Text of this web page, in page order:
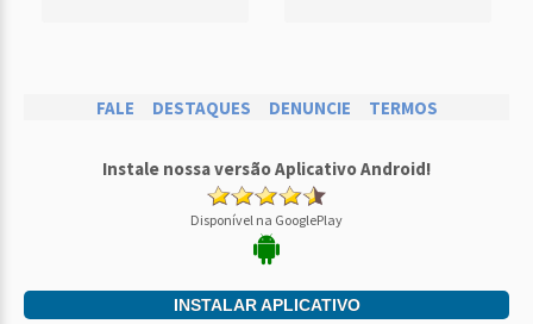
FALE DESTAQUES DENUNCIE TERMOS
Instale nossa versão Aplicativo Android!
Disponível na GooglePlay
INSTALAR APLICATIVO